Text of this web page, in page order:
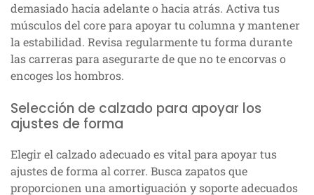
demasiado hacia adelante o hacia atrás. Activa tus
músculos del core para apoyar tu columna y mantener
la estabilidad. Revisa regularmente tu forma durante
las carreras para asegurarte de que no te encorvas o
encoges los hombros.
Selección de calzado para apoyar los
ajustes de forma
Elegir el calzado adecuado es vital para apoyar tus
ajustes de forma al correr. Busca zapatos que
proporcionen una amortiguación y soporte adecuados